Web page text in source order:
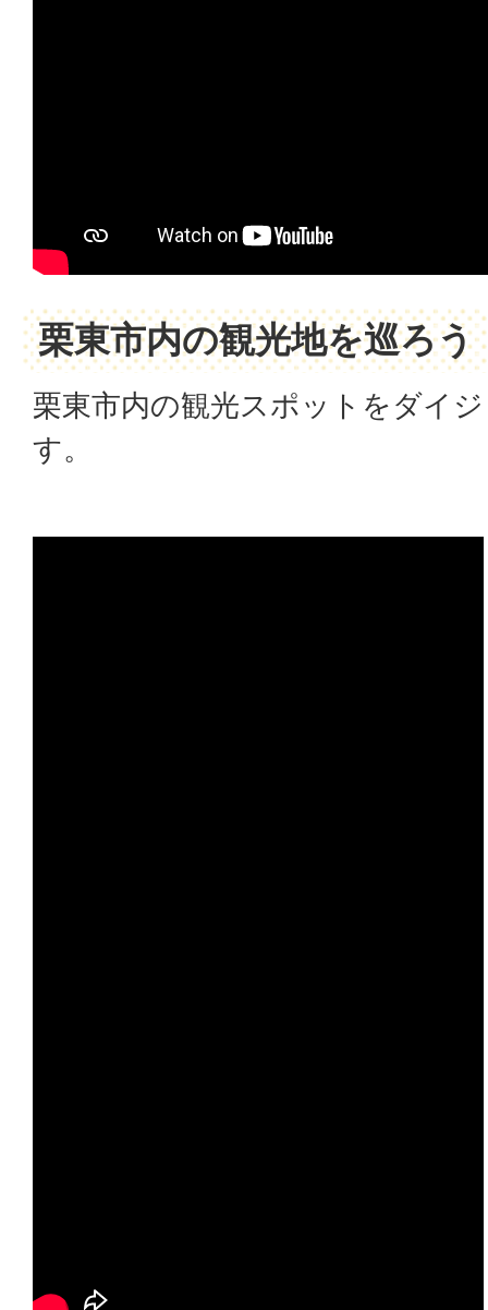
栗東市内の観光地を巡ろう
栗東市内の観光スポットをダイ
す。